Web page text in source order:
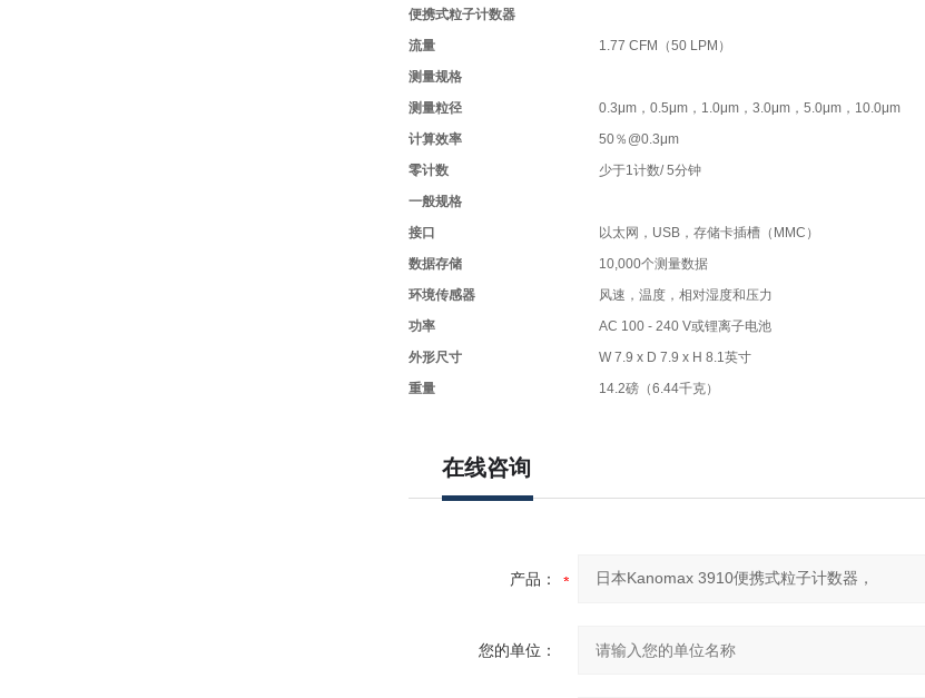
便携式粒子计数器
流量
1.77 CFM（50 LPM）
测量规格
测量粒径
0.3μm，0.5μm，1.0μm，3.0μm，5.0μm，10.0μm
计算效率
50％@0.3μm
零计数
少于1计数/ 5分钟
一般规格
接口
以太网，USB，存储卡插槽（MMC）
数据存储
10,000个测量数据
环境传感器
风速，温度，相对湿度和压力
功率
AC 100 - 240 V或锂离子电池
外形尺寸
W 7.9 x D 7.9 x H 8.1英寸
重量
14.2磅（6.44千克）
在线咨询
产品：
您的单位：